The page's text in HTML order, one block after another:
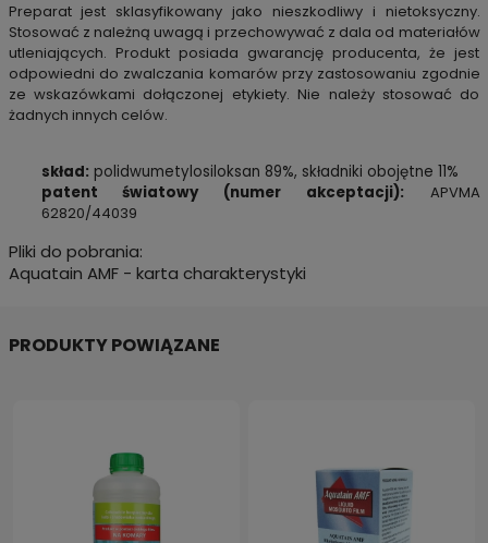
Preparat jest sklasyfikowany jako nieszkodliwy i nietoksyczny.
Stosować z należną uwagą i przechowywać z dala od materiałów
utleniających. Produkt posiada gwarancję producenta, że jest
odpowiedni do zwalczania komarów przy zastosowaniu zgodnie
ze wskazówkami dołączonej etykiety. Nie należy stosować do
żadnych innych celów.
skład: polidwumetylosiloksan 89%, składniki obojętne 11%
patent światowy (numer akceptacji):
APVMA
62820/44039
Pliki do pobrania:
Aquatain AMF - karta charakterystyki
PRODUKTY POWIĄZANE